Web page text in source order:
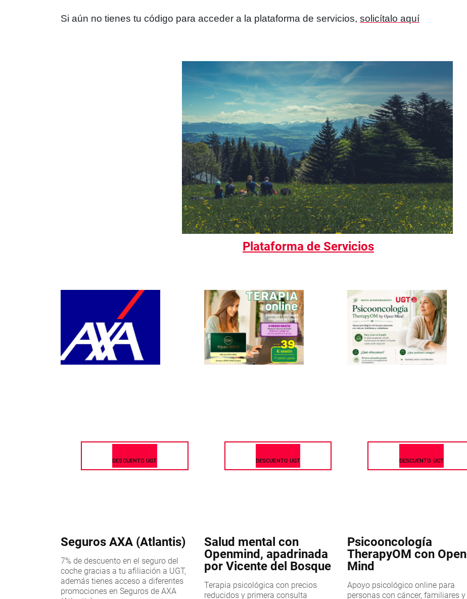
Si aún no tienes tu código para acceder a la plataforma de servicios, solicítalo aquí
Plataforma de Servicios
DESCUENTO UGT
Seguros AXA (Atlantis)
7% de descuento en el seguro del
coche gracias a tu afiliación a UGT,
además tienes acceso a diferentes
promociones en Seguros de AXA
DESCUENTO UGT
Salud mental con
Openmind, apadrinada
por Vicente del Bosque
Terapia psicológica con precios
reducidos y primera consulta
DESCUENTO UGT
Psicooncología
TherapyOM con Open
Mind
Apoyo psicológico online para
personas con cáncer, familiares y